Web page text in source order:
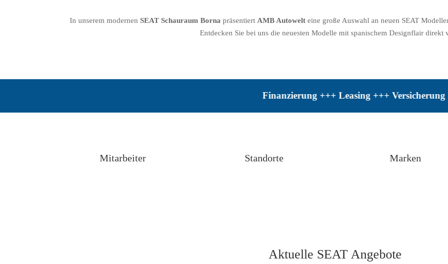
In unserem modernen SEAT Schauraum Borna präsentiert AMB Autowelt eine große Auswahl an neuen SEAT
Entdecken Sie bei uns die neuesten Modelle mit spanischem Designflair direkt
Finanzierung +++ Leasing +++ Versicherung +++
Mitarbeiter Standorte Marken
Aktuelle SEAT Angebote